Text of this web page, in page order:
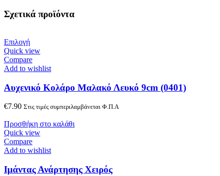
Σχετικά προϊόντα
Επιλογή
Quick view
Compare
Add to wishlist
Αυχενικό Κολάρο Μαλακό Λευκό 9cm (0401)
€7.90 Στις τιμές συμπεριλαμβάνεται Φ.Π.Α
Προσθήκη στο καλάθι
Quick view
Compare
Add to wishlist
Ιμάντας Ανάρτησης Χειρός